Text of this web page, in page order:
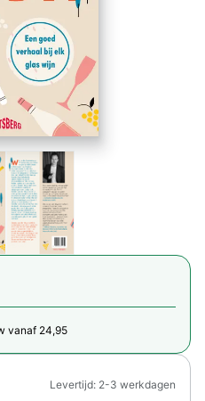
vanaf 24,95
Levertijd: 2-3 werkdagen